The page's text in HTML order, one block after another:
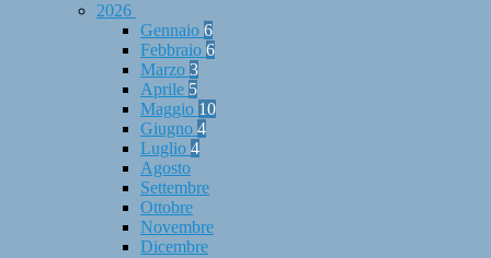
2026
Gennaio 6
Febbraio 6
Marzo 3
Aprile 5
Maggio 10
Giugno 4
Luglio 4
Agosto
Settembre
Ottobre
Novembre
Dicembre